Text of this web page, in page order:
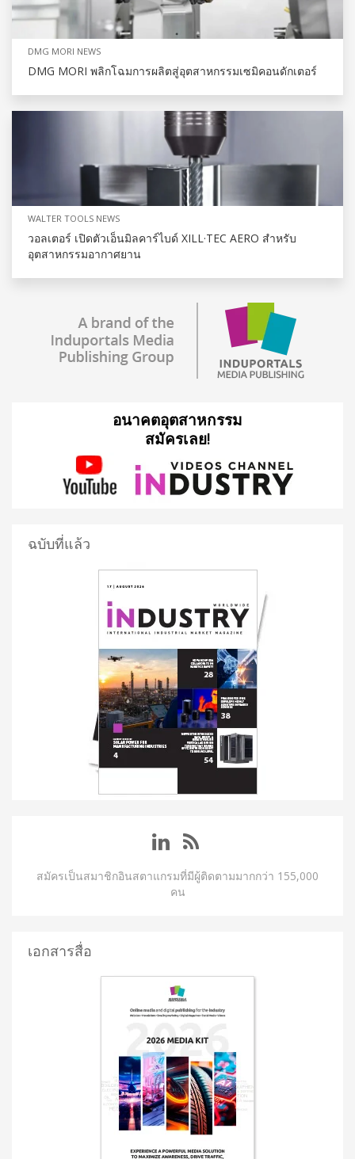
DMG MORI NEWS
DMG MORI พลิกโฉมการผลิตสู่อุตสาหกรรมเซมิคอนดักเตอร์
WALTER TOOLS NEWS
วอลเตอร์ เปิดตัวเอ็นมิลคาร์ไบด์ XILL·TEC AERO สำหรับ
อุตสาหกรรมอากาศยาน
อนาคตอุตสาหกรรม
สมัครเลย!
ฉบับที่แล้ว
สมัครเป็นสมาชิกอินสตาแกรมที่มีผู้ติดตามมากกว่า 155,000
คน
เอกสารสื่อ